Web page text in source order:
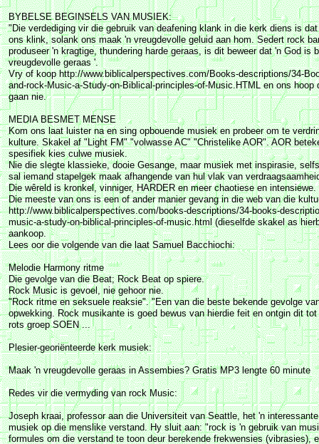
BYBELSE BEGINSELS VAN MUSIEK:
"Die verdediging vir die gebruik van deafening klank in die kerk diens is
ons klink, solank ons maak 'n vreugdevolle geluid aan hom. Sedert rock
produseer 'n kragtige, thundering harde geraas, is dit beweer dat 'n God is
vreugdevolle geraas '.
Vry of koop http://www.biblicalperspectives.com/Books-descriptions/34-
and-rock-Music-a-Study-on-Biblical-principles-of-Music.HTML en ons
gaan nie.
MEDIA BESMET MENSE
Kom ons laat luister na en sing opbouende musiek en probeer om te
kulture. Skakel af "Light FM" "volwasse AC" "Christelike AOR". AOR
spesifiek kies culwe musiek.
Nie die slegte klassieke, dooie Gesange, maar musiek met inspirasie,
sal iemand stapelgek maak afhangende van hul vlak van
Die wêreld is kronkel, vinniger, HARDER en meer chaotiese en intensiewe.
Die meeste van ons is een of ander manier gevang in die web van die
http://www.biblicalperspectives.com/books-descriptions/34-books-
music-a-study-on-biblical-principles-of-music.html (dieselfde skakel as
aankoop.
Lees oor die volgende van die laat Samuel Bacchiochi:
Melodie Harmony ritme
Die gevolge van die Beat; Rock Beat op spiere.
Rock Music is gevoel, nie gehoor nie.
"Rock ritme en seksuele reaksie". "Een van die beste bekende gevolge
opwekking. Rock musikante is goed bewus van hierdie feit en ontgin dit
rots groep SOEN ...
Plesier-georiënteerde kerk musiek:
Maak 'n vreugdevolle geraas in Assembies? Gratis MP3 lengte 60 minute
Redes vir die vermyding van rock Music:
Joseph kraai, professor aan die Universiteit van Seattle, het 'n
musiek op die menslike verstand. Hy sluit aan: "rock is 'n gebruik van
formules om die verstand te toon deur berekende frekwensies (vibrasies),